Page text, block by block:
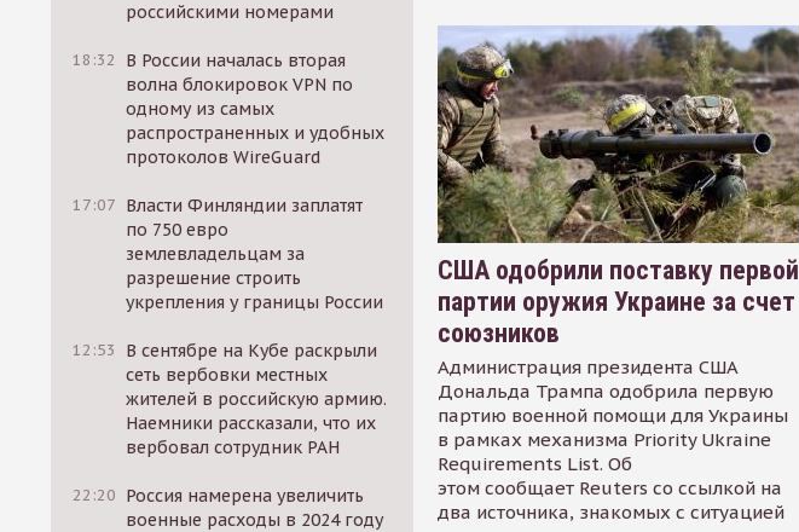
российскими номерами
18:32
В России началась вторая
волна блокировок VPN по
одному из самых
распространенных и удобных
протоколов WireGuard
17:07 Власти Финляндии заплатят
по 750 евро
землевладельцам за
разрешение строить
укрепления у границы России
12:53
В сентябре на Кубе раскрыли
сеть вербовки местных
жителей в российскую армию.
Наемники рассказали, что их
вербовал сотрудник РАН
22:20 Россия намерена увеличить
военные расходы в 2024 году
США одобрили поставку первой
партии оружия Украине за счет
союзников
Администрация президента США
Дональда Трампа одобрила первую
партию военной помощи для Украины
в рамках механизма Priority Ukraine
Requirements List. Об
этом сообщает Reuters со ссылкой на
два источника, знакомых с ситуацией